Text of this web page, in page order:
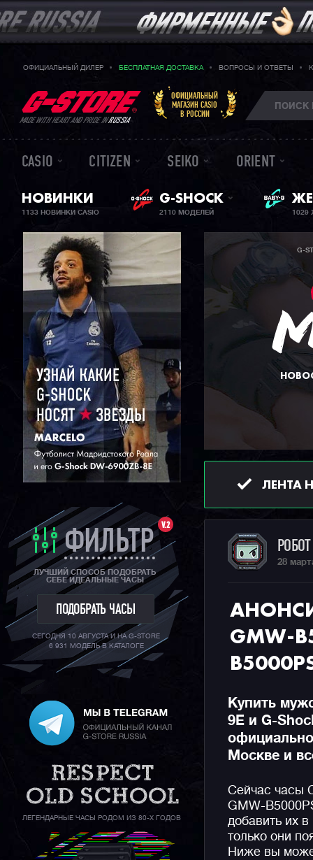
ОФИЦИАЛЬНЫЙ ДИЛЕР БЕСПЛАТНАЯ ДОСТАВКА ВОПРОСЫ И ОТВЕТЫ
MADE WITH HEART AND PRIDE INRUSSIA
ОФИЦИАЛЬНЫЙ
МАГАЗИН CASIO
В РОССИИ
CASIO CITIZEN SEIKO ORIENT
НОВИНКИ
1133 НОВИНКИ CASIO
G-SHOCK
2110 МОДЕЛЕЙ 1029
V.2
ФИЛЬТР
ЛУЧШИЙ СПОСОБ ПОДОБРАТЬ
СЕБЕ ИДЕАЛЬНЫЕ ЧАСЫ
ПОДОБРАТЬ ЧАСЫ
СЕГОДНЯ 10 АВГУСТА И НА G-STORE
6 931 МОДЕЛЬ В КАТАЛОГЕ
ЛЕГЕНДАРНЫЕ ЧАСЫ РОДОМ ИЗ 80-Х ГОДОВ
G-
ЛЕНТА
28
GMW-
Купить
9E и G-
Москве и
Сейчас часы
GMW-
добавить их
только они
Ниже вы